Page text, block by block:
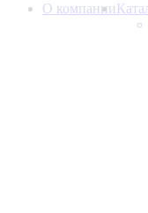
О компании